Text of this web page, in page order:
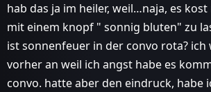
hab das ja im heiler, weil…naja, es
mit einem knopf " sonnig bluten" zu
ist sonnenfeuer in der convo rota? ich
vorher an weil ich angst habe es
convo. hatte aber den eindruck, habe